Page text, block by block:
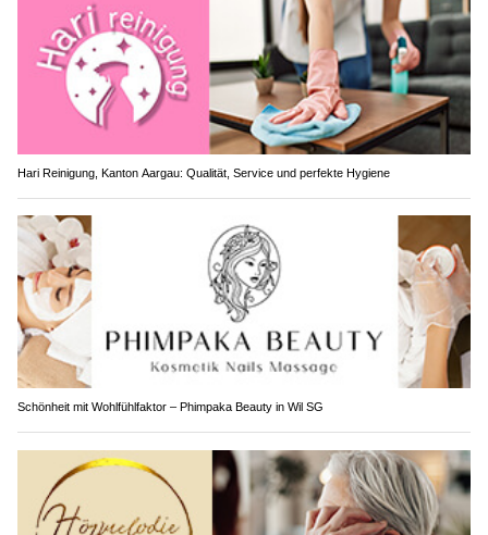
Hari Reinigung, Kanton Aargau: Qualität, Service und perfekte Hygiene
Schönheit mit Wohlfühlfaktor – Phimpaka Beauty in Wil SG